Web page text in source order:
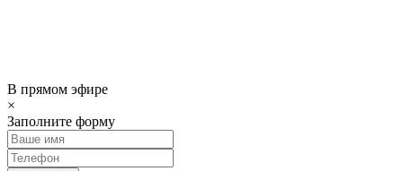
В прямом эфире
×
Заполните форму